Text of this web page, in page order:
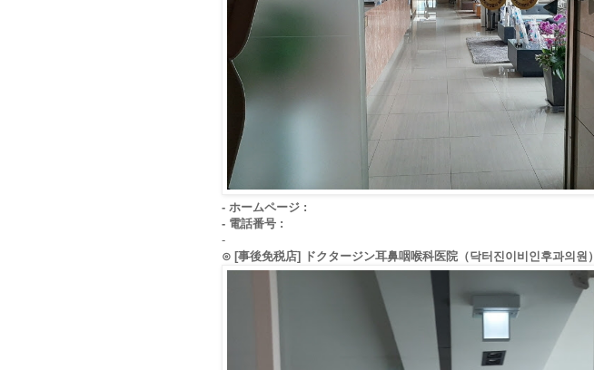
- ホームページ :
- 電話番号 :
-
⊙ [事後免税店] ドクタージン耳鼻咽喉科医院（닥터진이비인후과의원）